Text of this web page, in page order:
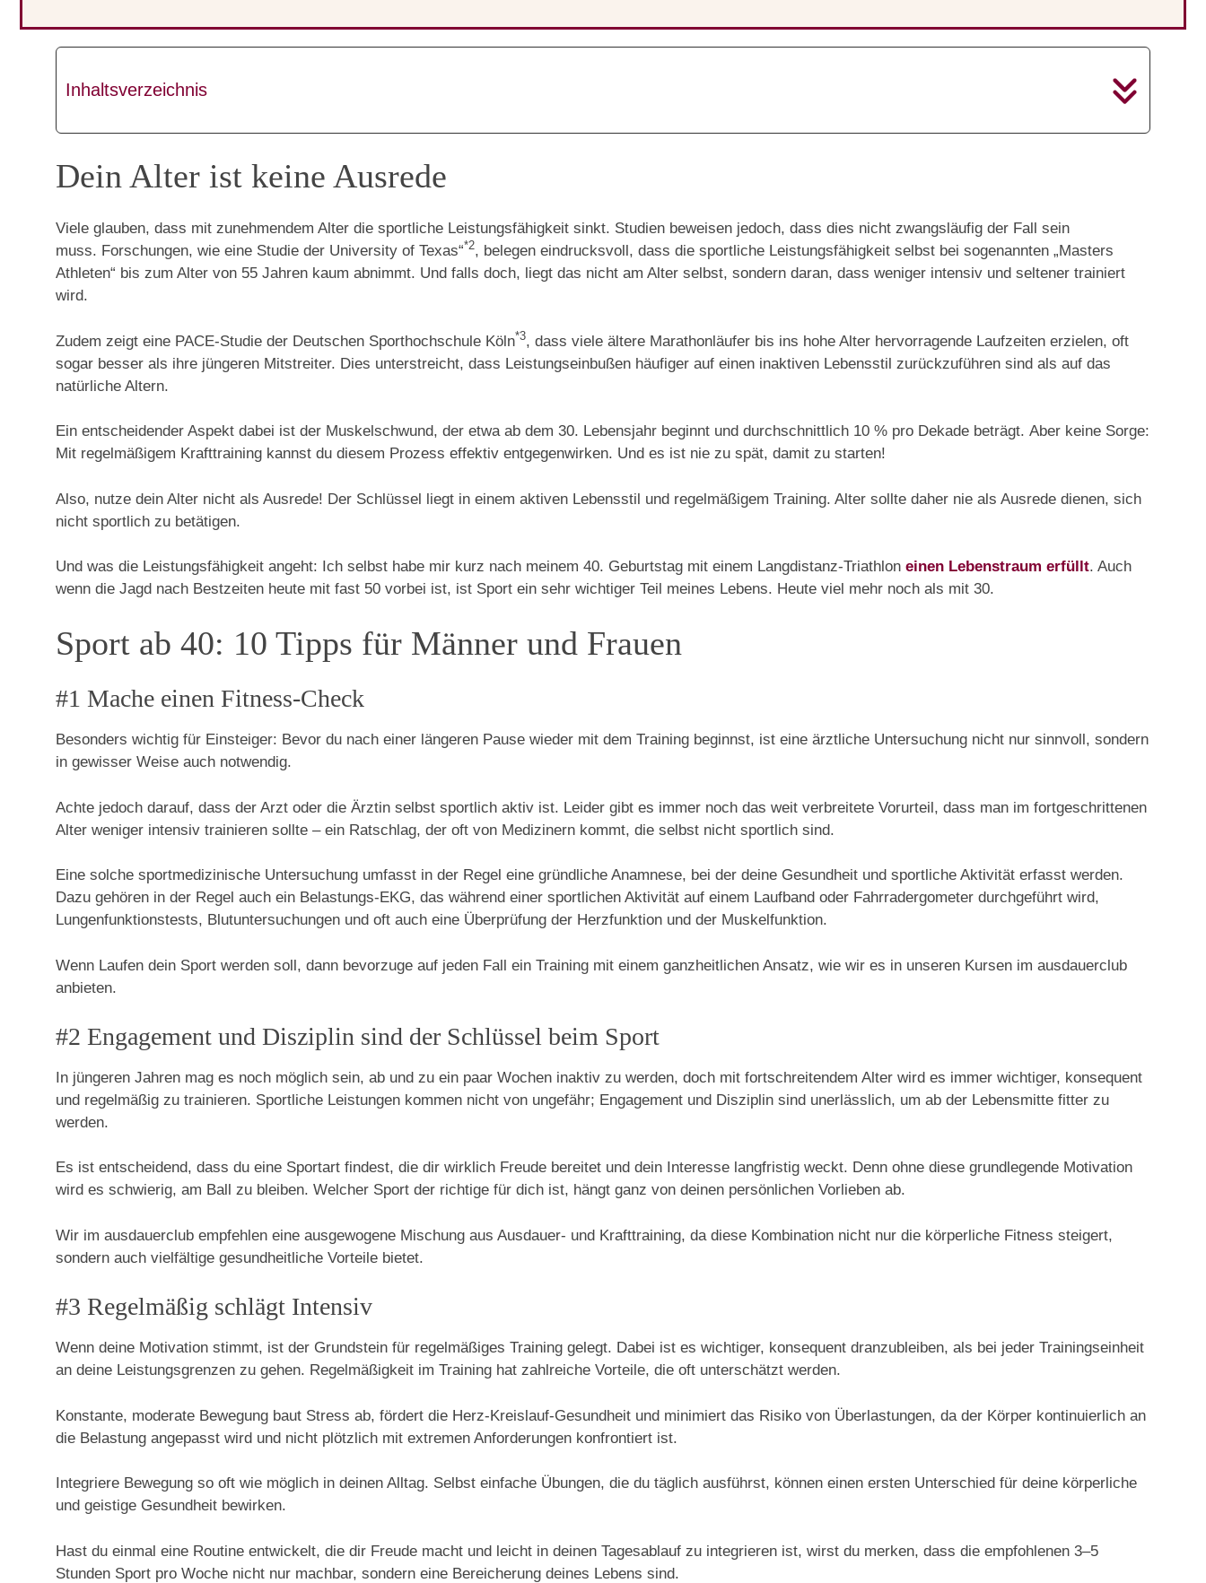
Inhaltsverzeichnis
Dein Alter ist keine Ausrede
Viele glauben, dass mit zunehmendem Alter die sportliche Leistungsfähigkeit sinkt. Studien beweisen jedoch, dass dies nicht zwangsläufig der Fall sein
muss. Forschungen, wie eine Studie der University of Texas“*2, belegen eindrucksvoll, dass die sportliche Leistungsfähigkeit selbst bei sogenannten „Masters
Athleten“ bis zum Alter von 55 Jahren kaum abnimmt. Und falls doch, liegt das nicht am Alter selbst, sondern daran, dass weniger intensiv und seltener trainiert
wird.
Zudem zeigt eine PACE-Studie der Deutschen Sporthochschule Köln*3, dass viele ältere Marathonläufer bis ins hohe Alter hervorragende Laufzeiten erzielen, oft
sogar besser als ihre jüngeren Mitstreiter. Dies unterstreicht, dass Leistungseinbußen häufiger auf einen inaktiven Lebensstil zurückzuführen sind als auf das
natürliche Altern.
Ein entscheidender Aspekt dabei ist der Muskelschwund, der etwa ab dem 30. Lebensjahr beginnt und durchschnittlich 10 % pro Dekade beträgt. Aber keine Sorge:
Mit regelmäßigem Krafttraining kannst du diesem Prozess effektiv entgegenwirken. Und es ist nie zu spät, damit zu starten!
Also, nutze dein Alter nicht als Ausrede! Der Schlüssel liegt in einem aktiven Lebensstil und regelmäßigem Training. Alter sollte daher nie als Ausrede dienen, sich
nicht sportlich zu betätigen.
Und was die Leistungsfähigkeit angeht: Ich selbst habe mir kurz nach meinem 40. Geburtstag mit einem Langdistanz-Triathlon einen Lebenstraum erfüllt. Auch
wenn die Jagd nach Bestzeiten heute mit fast 50 vorbei ist, ist Sport ein sehr wichtiger Teil meines Lebens. Heute viel mehr noch als mit 30.
Sport ab 40: 10 Tipps für Männer und Frauen
#1 Mache einen Fitness-Check
Besonders wichtig für Einsteiger: Bevor du nach einer längeren Pause wieder mit dem Training beginnst, ist eine ärztliche Untersuchung nicht nur sinnvoll, sondern
in gewisser Weise auch notwendig.
Achte jedoch darauf, dass der Arzt oder die Ärztin selbst sportlich aktiv ist. Leider gibt es immer noch das weit verbreitete Vorurteil, dass man im fortgeschrittenen
Alter weniger intensiv trainieren sollte – ein Ratschlag, der oft von Medizinern kommt, die selbst nicht sportlich sind.
Eine solche sportmedizinische Untersuchung umfasst in der Regel eine gründliche Anamnese, bei der deine Gesundheit und sportliche Aktivität erfasst werden.
Dazu gehören in der Regel auch ein Belastungs-EKG, das während einer sportlichen Aktivität auf einem Laufband oder Fahrradergometer durchgeführt wird,
Lungenfunktionstests, Blutuntersuchungen und oft auch eine Überprüfung der Herzfunktion und der Muskelfunktion.
Wenn Laufen dein Sport werden soll, dann bevorzuge auf jeden Fall ein Training mit einem ganzheitlichen Ansatz, wie wir es in unseren Kursen im ausdauerclub
anbieten.
#2 Engagement und Disziplin sind der Schlüssel beim Sport
In jüngeren Jahren mag es noch möglich sein, ab und zu ein paar Wochen inaktiv zu werden, doch mit fortschreitendem Alter wird es immer wichtiger, konsequent
und regelmäßig zu trainieren. Sportliche Leistungen kommen nicht von ungefähr; Engagement und Disziplin sind unerlässlich, um ab der Lebensmitte fitter zu
werden.
Es ist entscheidend, dass du eine Sportart findest, die dir wirklich Freude bereitet und dein Interesse langfristig weckt. Denn ohne diese grundlegende Motivation
wird es schwierig, am Ball zu bleiben. Welcher Sport der richtige für dich ist, hängt ganz von deinen persönlichen Vorlieben ab.
Wir im ausdauerclub empfehlen eine ausgewogene Mischung aus Ausdauer- und Krafttraining, da diese Kombination nicht nur die körperliche Fitness steigert,
sondern auch vielfältige gesundheitliche Vorteile bietet.
#3 Regelmäßig schlägt Intensiv
Wenn deine Motivation stimmt, ist der Grundstein für regelmäßiges Training gelegt. Dabei ist es wichtiger, konsequent dranzubleiben, als bei jeder Trainingseinheit
an deine Leistungsgrenzen zu gehen. Regelmäßigkeit im Training hat zahlreiche Vorteile, die oft unterschätzt werden.
Konstante, moderate Bewegung baut Stress ab, fördert die Herz-Kreislauf-Gesundheit und minimiert das Risiko von Überlastungen, da der Körper kontinuierlich an
die Belastung angepasst wird und nicht plötzlich mit extremen Anforderungen konfrontiert ist.
Integriere Bewegung so oft wie möglich in deinen Alltag. Selbst einfache Übungen, die du täglich ausführst, können einen ersten Unterschied für deine körperliche
und geistige Gesundheit bewirken.
Hast du einmal eine Routine entwickelt, die dir Freude macht und leicht in deinen Tagesablauf zu integrieren ist, wirst du merken, dass die empfohlenen 3–5
Stunden Sport pro Woche nicht nur machbar, sondern eine Bereicherung deines Lebens sind.